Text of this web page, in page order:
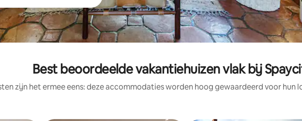
Best beoordeelde vakantiehuizen vlak bij
zijn het ermee eens: deze accommodaties worden hoog gewaardeerd voor hun